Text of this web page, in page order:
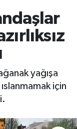
yağışa
için
ve Fikstür